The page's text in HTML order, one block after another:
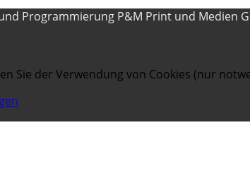
Programmierung P&M Print und Medien
Sie der Verwendung von Cookies (nur